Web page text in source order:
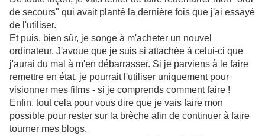
de secours" qui avait planté la dernière fois que j'ai essayé
de l'utiliser.
Et puis, bien sûr, je songe à m'acheter un nouvel
ordinateur. J'avoue que je suis si attachée à celui-ci que
j'aurai du mal à m'en débarrasser. Si je parviens à le faire
remettre en état, je pourrait l'utiliser uniquement pour
visionner mes films - si je comprends comment faire !
Enfin, tout cela pour vous dire que je vais faire mon
possible pour rester sur la brèche afin de continuer à faire
tourner mes blogs.